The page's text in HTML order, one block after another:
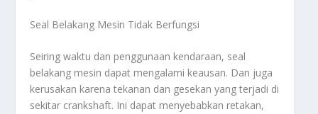
Seal Belakang Mesin Tidak Berfungsi
Seiring waktu dan penggunaan kendaraan, seal
belakang mesin dapat mengalami keausan. Dan juga
kerusakan karena tekanan dan gesekan yang terjadi di
sekitar crankshaft. Ini dapat menyebabkan retakan,